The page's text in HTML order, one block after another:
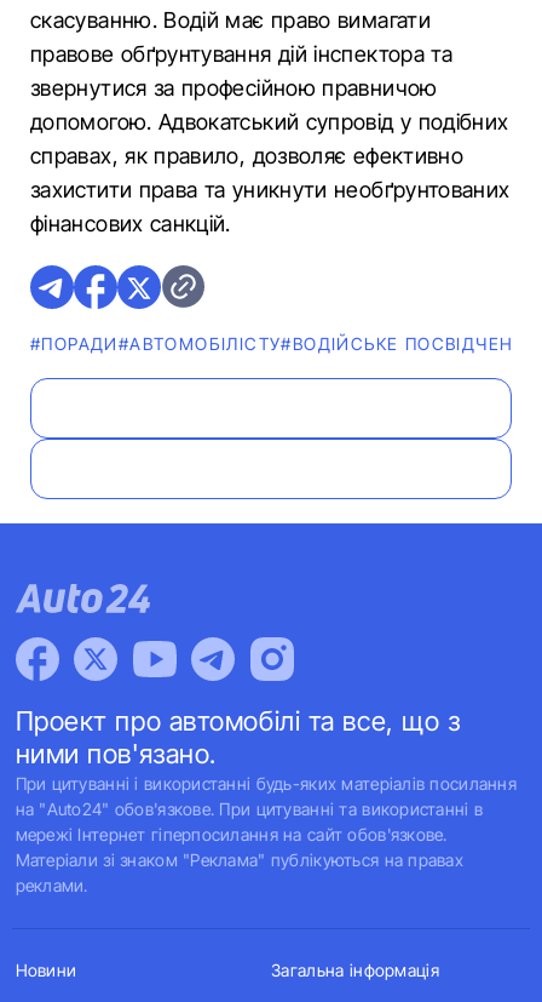
скасуванню. Водій має право вимагати
правове обґрунтування дій інспектора та
звернутися за професійною правничою
допомогою. Адвокатський супровід у подібних
справах, як правило, дозволяє ефективно
захистити права та уникнути необґрунтованих
фінансових санкцій.
#ПОРАДИ#АВТОМОБІЛІСТУ#ВОДІЙСЬКЕ ПОСВІДЧЕННЯ
Проект про автомобілі та все, що з
ними пов'язано.
При цитуванні і використанні будь-яких матеріалів посилання
на "Auto24" обов'язкове. При цитуванні та використанні в
мережі Інтернет гіперпосилання на сайт обов'язкове.
Матеріали зі знаком "Реклама" публікуються на правах
реклами.
Новини Загальна інформація